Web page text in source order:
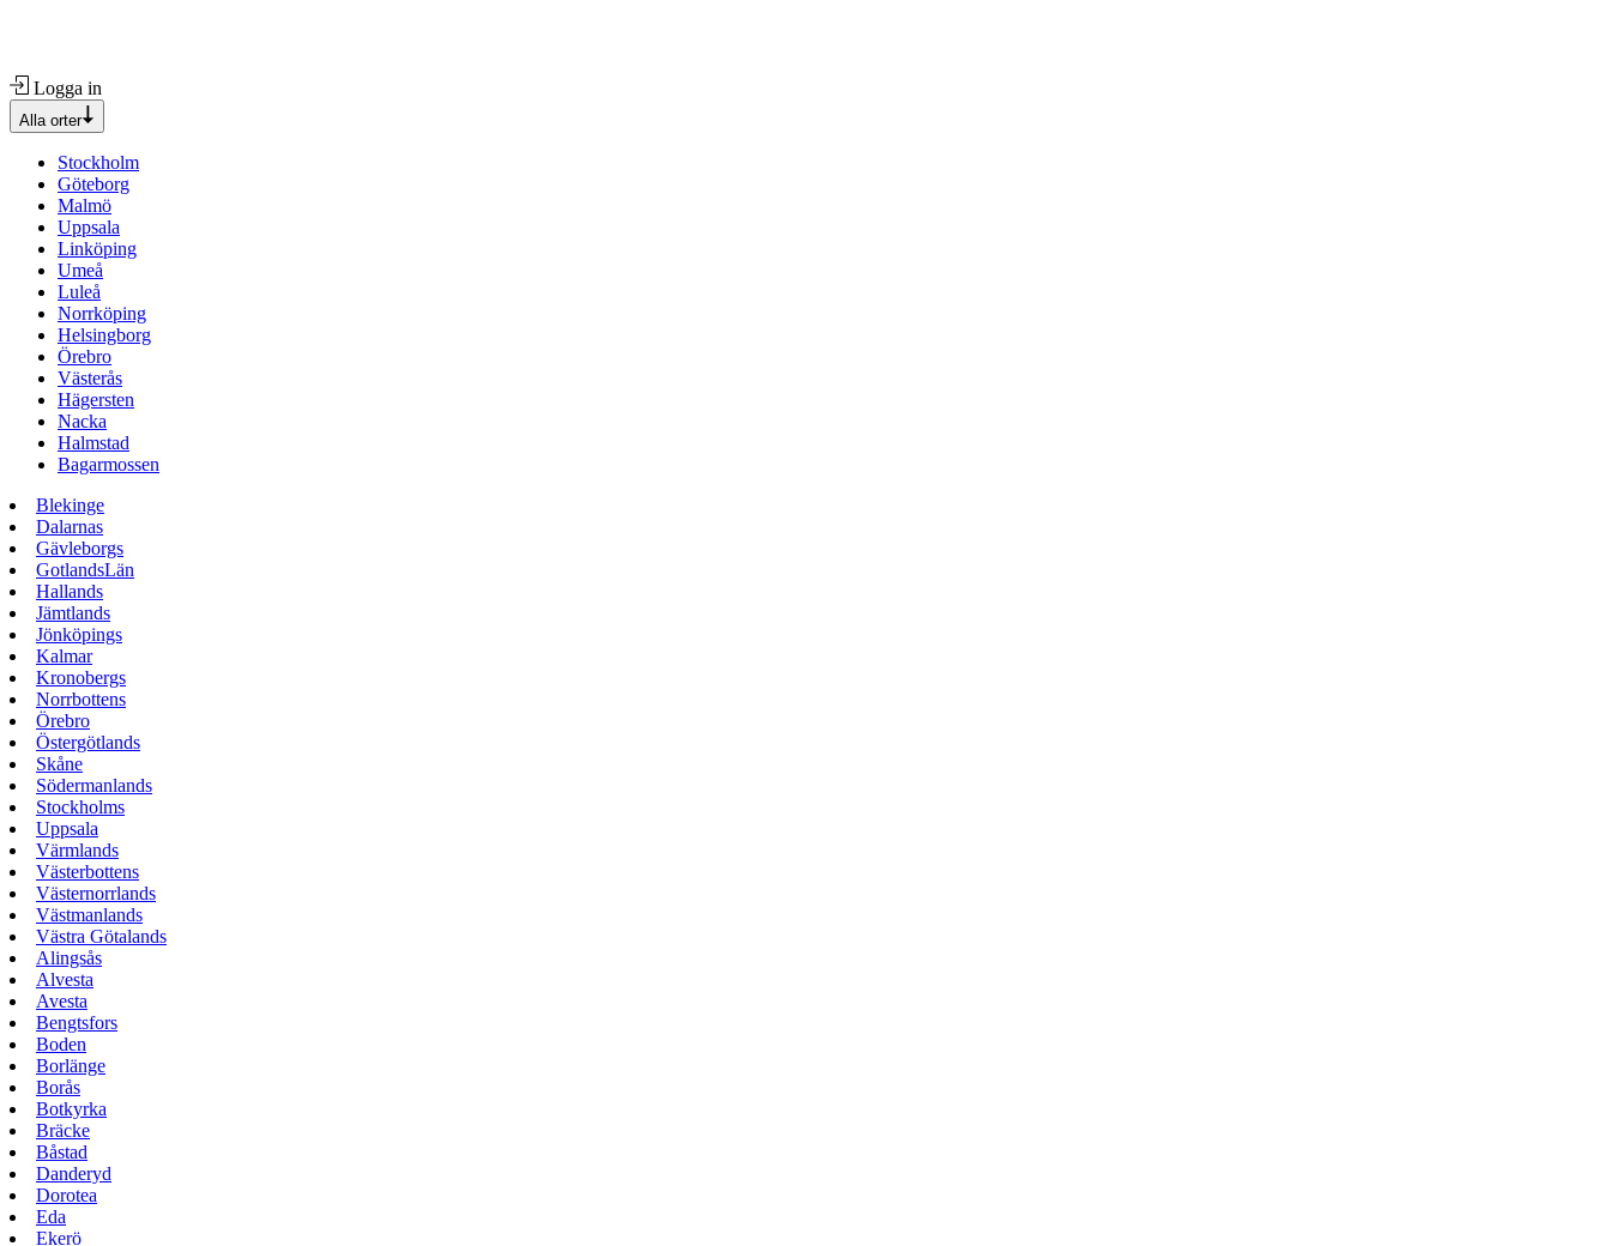
Logga in
Alla orter
Stockholm
Göteborg
Malmö
Uppsala
Linköping
Umeå
Luleå
Norrköping
Helsingborg
Örebro
Västerås
Hägersten
Nacka
Halmstad
Bagarmossen
Blekinge
Dalarnas
Gävleborgs
GotlandsLän
Hallands
Jämtlands
Jönköpings
Kalmar
Kronobergs
Norrbottens
Örebro
Östergötlands
Skåne
Södermanlands
Stockholms
Uppsala
Värmlands
Västerbottens
Västernorrlands
Västmanlands
Västra Götalands
Alingsås
Alvesta
Avesta
Bengtsfors
Boden
Borlänge
Borås
Botkyrka
Bräcke
Båstad
Danderyd
Dorotea
Eda
Ekerö